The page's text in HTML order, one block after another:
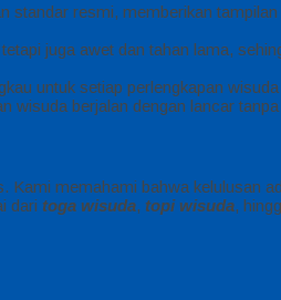
resmi, memberikan
juga awet dan tahan lama,
untuk setiap perlengkapan
wisuda berjalan dengan lancar
memahami bahwa kelulusan
dari toga wisuda, topi wisuda,